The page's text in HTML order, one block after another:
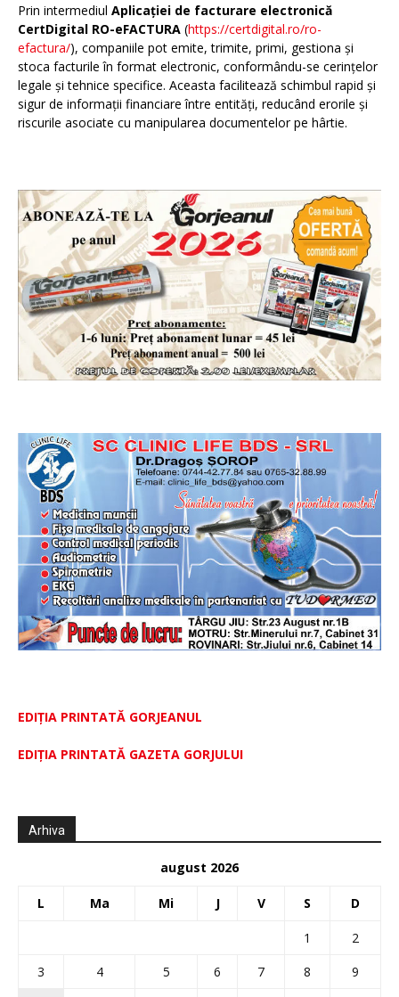
Prin intermediul Aplicației de facturare electronică
CertDigital RO-eFACTURA (https://certdigital.ro/ro-
efactura/), companiile pot emite, trimite, primi, gestiona și
stoca facturile în format electronic, conformându-se cerințelor
legale și tehnice specifice. Aceasta facilitează schimbul rapid și
sigur de informații financiare între entități, reducând erorile și
riscurile asociate cu manipularea documentelor pe hârtie.
EDIȚIA PRINTATĂ GORJEANUL
EDIŢIA PRINTATĂ GAZETA GORJULUI
Arhiva
august 2026
L Ma Mi J V S D
1
2
3
4 5 6 7 8 9